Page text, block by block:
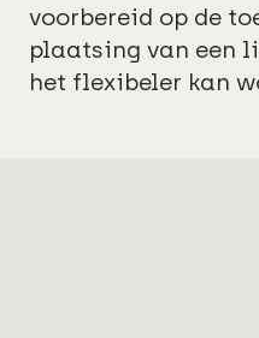
voorbereid op de
plaatsing van een
het flexibeler kan